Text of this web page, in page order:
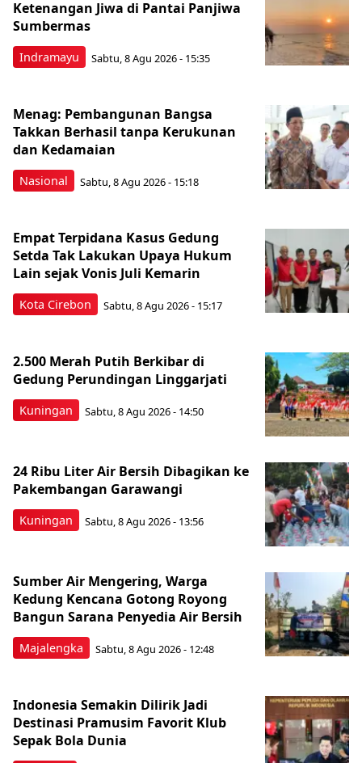
Indramayu
Ketenangan Jiwa di Pantai Panjiwa
Sumbermas
Sabtu, 8 Agu 2026 - 15:35
Nasional
Menag: Pembangunan Bangsa
Takkan Berhasil tanpa Kerukunan
dan Kedamaian
Sabtu, 8 Agu 2026 - 15:18
Kota Cirebon
Empat Terpidana Kasus Gedung
Setda Tak Lakukan Upaya Hukum
Lain sejak Vonis Juli Kemarin
Sabtu, 8 Agu 2026 - 15:17
Kuningan
2.500 Merah Putih Berkibar di
Gedung Perundingan Linggarjati
Sabtu, 8 Agu 2026 - 14:50
Kuningan
24 Ribu Liter Air Bersih Dibagikan ke
Pakembangan Garawangi
Sabtu, 8 Agu 2026 - 13:56
Majalengka
Sumber Air Mengering, Warga
Kedung Kencana Gotong Royong
Bangun Sarana Penyedia Air Bersih
Sabtu, 8 Agu 2026 - 12:48
Indonesia Semakin Dilirik Jadi
Destinasi Pramusim Favorit Klub
Sepak Bola Dunia